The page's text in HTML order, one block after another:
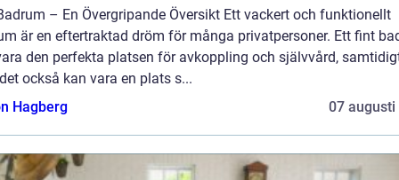
– En Övergripande Översikt Ett vackert och funktionellt
är en eftertraktad dröm för många privatpersoner. Ett fint
den perfekta platsen för avkoppling och självvård,
också kan vara en plats s...
Hagberg
07 augusti